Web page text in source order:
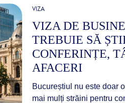
VIZA
VIZA DE
TREBUIE SĂ
CONFERINȚE,
AFACERI
Bucureștiul nu este doar
mai mulți străini pentru